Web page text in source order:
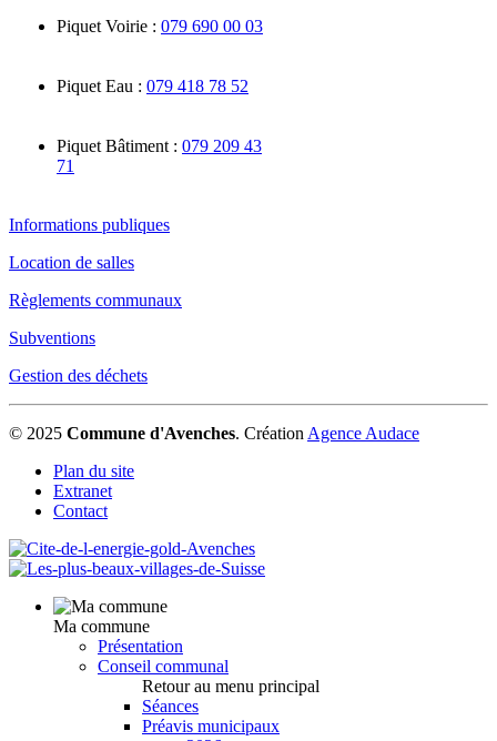
Piquet Voirie : 079 690 00 03
Piquet Eau : 079 418 78 52
Piquet Bâtiment : 079 209 43
71
Informations publiques
Location de salles
Règlements communaux
Subventions
Gestion des déchets
© 2025 Commune d'Avenches. Création Agence Audace
Plan du site
Extranet
Contact
Ma commune
Présentation
Conseil communal
Retour au menu principal
Séances
Préavis municipaux